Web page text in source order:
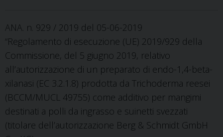
ANA. n. 929 / 2019 del 05-06-2019
“Regolamento di esecuzione (UE) 2019/929 della
Commissione, del 5 giugno 2019, relativo
all’autorizzazione di un preparato di endo-1,4-beta-
xilanasi (EC 3.2.1.8) prodotta da Trichoderma reesei
(BCCM/MUCL 49755) come additivo per mangimi
destinati a polli da ingrasso e suinetti svezzati
(titolare dell’autorizzazione Berg & Schmidt GmbH